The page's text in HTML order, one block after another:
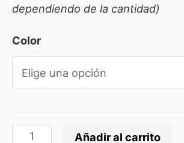
dependiendo de la cantidad)
Color
Añadir al carrito